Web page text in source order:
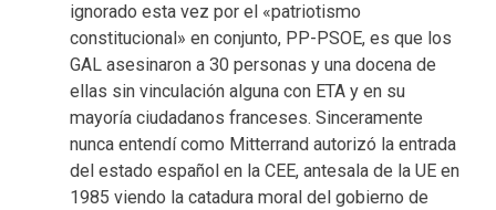
ignorado esta vez por el «patriotismo
constitucional» en conjunto, PP-PSOE, es que los
GAL asesinaron a 30 personas y una docena de
ellas sin vinculación alguna con ETA y en su
mayoría ciudadanos franceses. Sinceramente
nunca entendí como Mitterrand autorizó la entrada
del estado español en la CEE, antesala de la UE en
1985 viendo la catadura moral del gobierno de